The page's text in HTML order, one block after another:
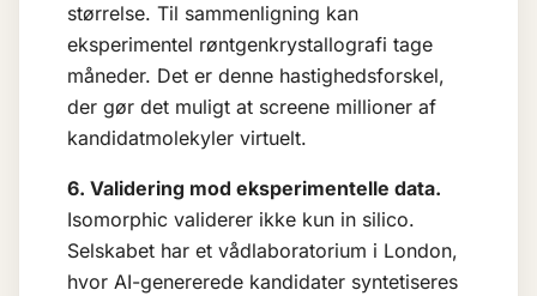
størrelse. Til sammenligning kan
eksperimentel røntgenkrystallografi tage
måneder. Det er denne hastighedsforskel,
der gør det muligt at screene millioner af
kandidatmolekyler virtuelt.
6. Validering mod eksperimentelle data.
Isomorphic validerer ikke kun in silico.
Selskabet har et vådlaboratorium i London,
hvor AI-genererede kandidater syntetiseres